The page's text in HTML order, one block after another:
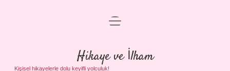
Anasayfa
Gizlilik Politikası
Yasal Uyarı
menüyü
aç
Hikaye ve İlham
Kişisel hikayelerle dolu keyifli yolculuk!